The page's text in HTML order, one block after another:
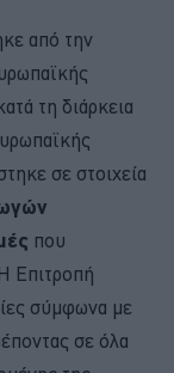
από την
τη διάρκεια
σε στοιχεία
που
Επιτροπή
σύμφωνα με
σε όλα